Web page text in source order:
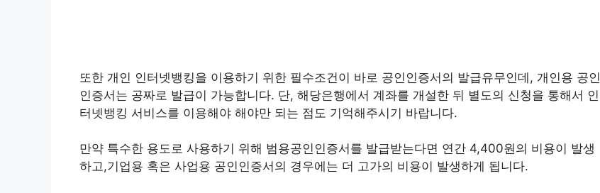
또한 개인 인터넷뱅킹을 이용하기 위한 필수조건이 바로 공인인증서의 발급유무인데, 개인용 공인
인증서는 공짜로 발급이 가능합니다. 단, 해당은행에서 계좌를 개설한 뒤 별도의 신청을 통해서 인
터넷뱅킹 서비스를 이용해야 해야만 되는 점도 기억해주시기 바랍니다.
만약 특수한 용도로 사용하기 위해 범용공인인증서를 발급받는다면 연간 4,400원의 비용이 발생
하고,기업용 혹은 사업용 공인인증서의 경우에는 더 고가의 비용이 발생하게 됩니다.